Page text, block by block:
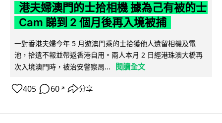
港夫婦澳門的士拾相機 據為己有被的士
Cam 睇到 2 個月後再入境被捕
一對香港夫婦今年 5 月遊澳門乘的士拾獲他人遺留相機及電
池，拾遺不報並帶返香港自用。兩人本月 2 日經港珠澳大橋再
次入境澳門時，被治安警察局...
閱讀全文
405 60 ↗ 分享